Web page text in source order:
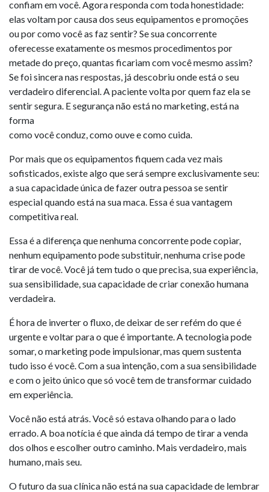
confiam em você. Agora responda com toda honestidade:
elas voltam por causa dos seus equipamentos e promoções
ou por como você as faz sentir? Se sua concorrente
oferecesse exatamente os mesmos procedimentos por
metade do preço, quantas ficariam com você mesmo assim?
Se foi sincera nas respostas, já descobriu onde está o seu
verdadeiro diferencial. A paciente volta por quem faz ela se
sentir segura. E segurança não está no marketing, está na
forma
como você conduz, como ouve e como cuida.
Por mais que os equipamentos fiquem cada vez mais
sofisticados, existe algo que será sempre exclusivamente seu:
a sua capacidade única de fazer outra pessoa se sentir
especial quando está na sua maca. Essa é sua vantagem
competitiva real.
Essa é a diferença que nenhuma concorrente pode copiar,
nenhum equipamento pode substituir, nenhuma crise pode
tirar de você. Você já tem tudo o que precisa, sua experiência,
sua sensibilidade, sua capacidade de criar conexão humana
verdadeira.
É hora de inverter o fluxo, de deixar de ser refém do que é
urgente e voltar para o que é importante. A tecnologia pode
somar, o marketing pode impulsionar, mas quem sustenta
tudo isso é você. Com a sua intenção, com a sua sensibilidade
e com o jeito único que só você tem de transformar cuidado
em experiência.
Você não está atrás. Você só estava olhando para o lado
errado. A boa notícia é que ainda dá tempo de tirar a venda
dos olhos e escolher outro caminho. Mais verdadeiro, mais
humano, mais seu.
O futuro da sua clínica não está na sua capacidade de lembrar